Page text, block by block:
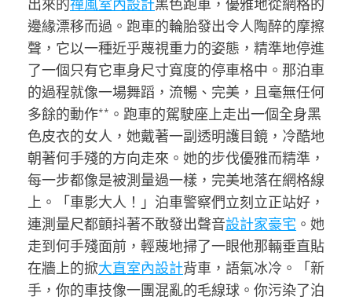
出來的禪風室內設計黑色跑車，優雅地從網格的
邊緣漂移而過。跑車的輪胎發出令人陶醉的摩擦
聲，它以一種近乎蔑視重力的姿態，精準地停進
了一個只有它車身尺寸寬度的停車格中。那泊車
的過程就像一場舞蹈，流暢、完美，且毫無任何
多餘的動作**。跑車的駕駛座上走出一個全身黑
色皮衣的女人，她戴著一副透明護目鏡，冷酷地
朝著何手殘的方向走來。她的步伐優雅而精準，
每一步都像是被測量過一樣，完美地落在網格線
上。「車影大人！」泊車警察們立刻立正站好，
連測量尺都顫抖著不敢發出聲音設計家豪宅 。她
走到何手殘面前，輕蔑地掃了一眼他那輛垂直貼
在牆上的掀大直室內設計背車，語氣冰冷。「新
手，你的車技像一團混亂的毛線球。你污染了泊